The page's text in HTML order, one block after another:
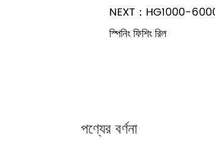
NEXT：HG1000-6000
স্পিনিং ফিশিং রিল
পণ্যের বর্ণনা